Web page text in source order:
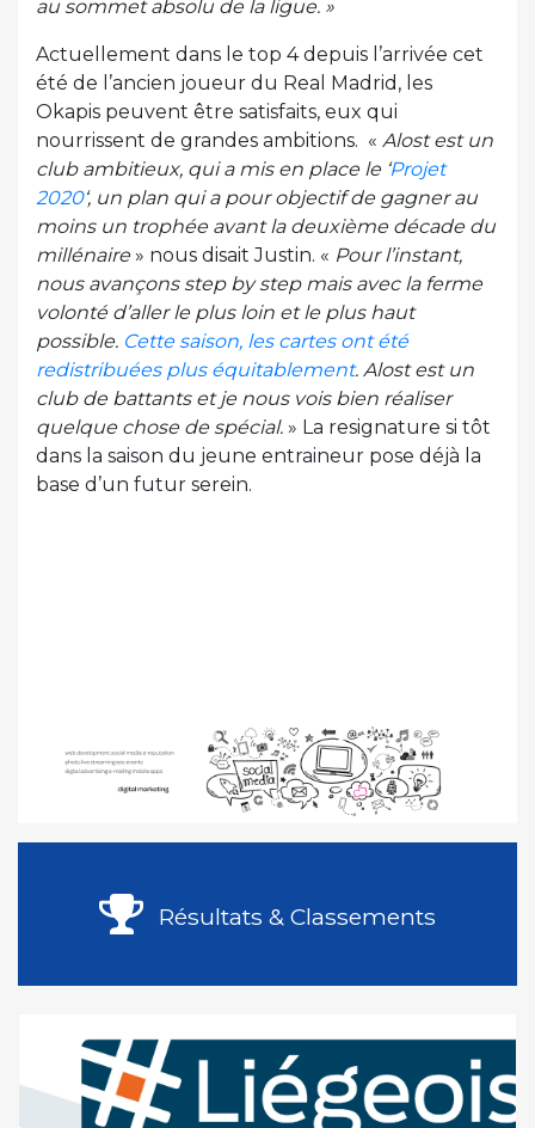
au sommet absolu de la ligue. »
Actuellement dans le top 4 depuis l’arrivée cet
été de l’ancien joueur du Real Madrid, les
Okapis peuvent être satisfaits, eux qui
nourrissent de grandes ambitions. « Alost est un
club ambitieux, qui a mis en place le ‘ Projet
2020‘, un plan qui a pour objectif de gagner au
moins un trophée avant la deuxième décade du
millénaire» nous disait Justin. « Pour l’instant,
nous avançons step by step mais avec la ferme
volonté d’aller le plus loin et le plus haut
possible. Cette saison, les cartes ont été
redistribuées plus équitablement. Alost est un
club de battants et je nous vois bien réaliser
quelque chose de spécial. » La resignature si tôt
dans la saison du jeune entraineur pose déjà la
base d’un futur serein.
Résultats & Classements